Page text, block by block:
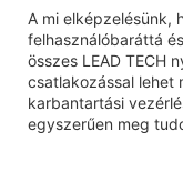
A mi elképzelésünk,
felhasználóbaráttá
összes LEAD TECH
csatlakozással lehet
karbantartási
egyszerűen meg